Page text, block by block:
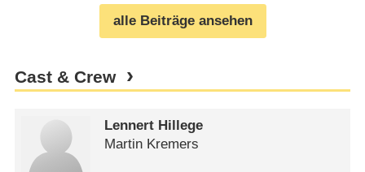
alle Beiträge ansehen
Cast & Crew
Lennert Hillege
Martin Kremers